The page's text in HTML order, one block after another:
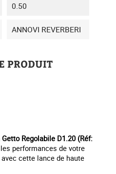
0.50
ANNOVI REVERBERI
PRODUIT
Regolabile D1.20 (Réf:
performances de votre
cette lance de haute